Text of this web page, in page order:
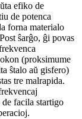
efiko de
de potenca
forna materialo
ŝarĝo, ĝi povas
(proksimume
ŝtalo aŭ gisfero)
tre malrapida.
facila startigo